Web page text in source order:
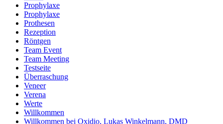
Prophylaxe
Prophylaxe
Prothesen
Rezeption
Röntgen
Team Event
Team Meeting
Testseite
Überraschung
Veneer
Verena
Werte
Willkommen
Willkommen bei Oxidio, Lukas Winkelmann, DMD